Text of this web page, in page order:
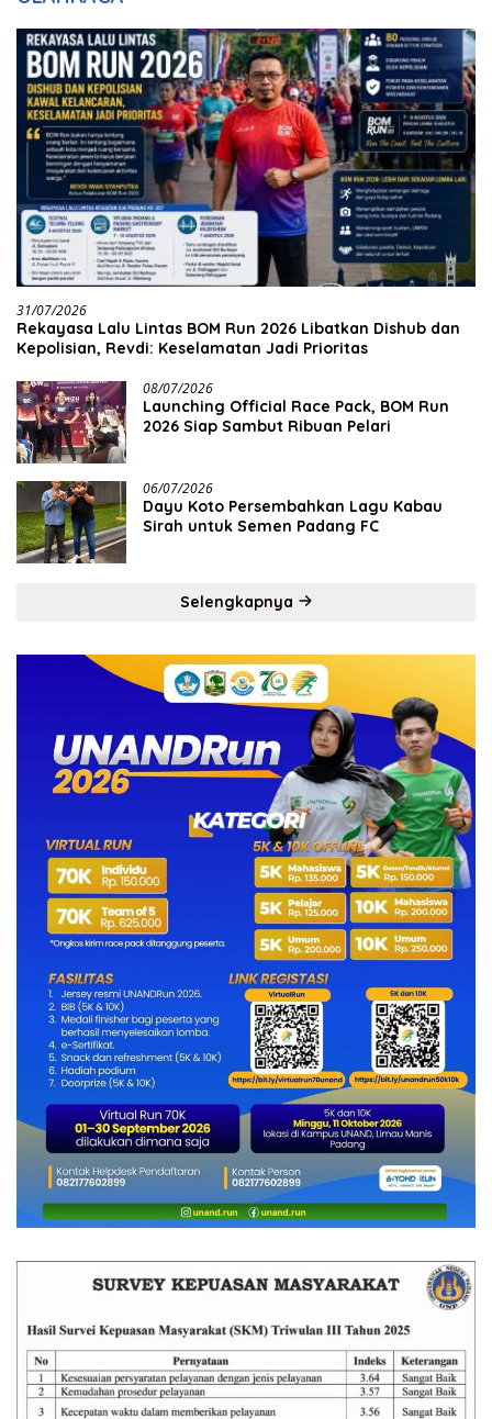
31/07/2026
Rekayasa Lalu Lintas BOM Run 2026 Libatkan Dishub dan
Kepolisian, Revdi: Keselamatan Jadi Prioritas
08/07/2026
Launching Official Race Pack, BOM Run
2026 Siap Sambut Ribuan Pelari
06/07/2026
Dayu Koto Persembahkan Lagu Kabau
Sirah untuk Semen Padang FC
Selengkapnya